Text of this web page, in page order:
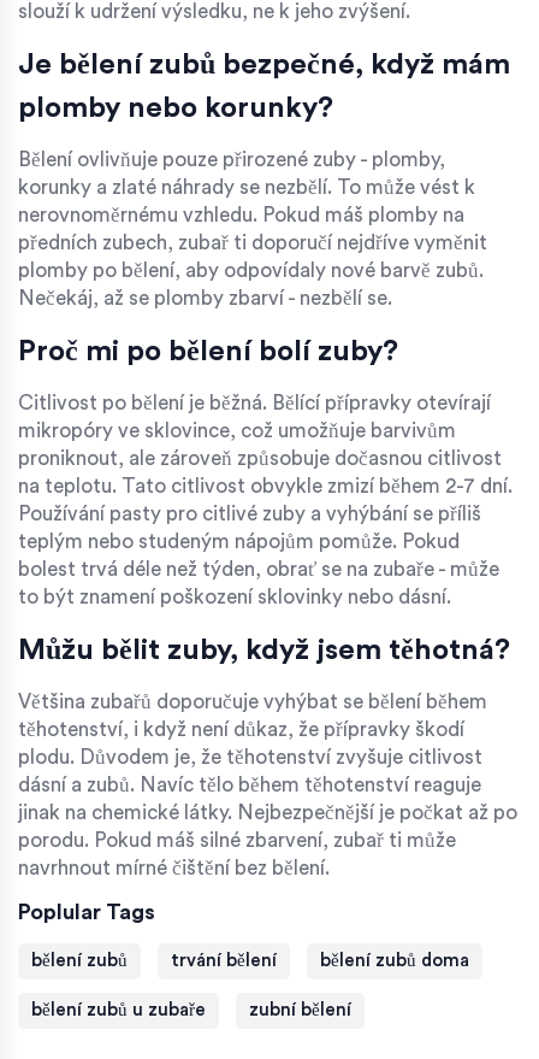
slouží k udržení výsledku, ne k jeho zvýšení.
Je bělení zubů bezpečné, když mám
plomby nebo korunky?
Bělení ovlivňuje pouze přirozené zuby - plomby,
korunky a zlaté náhrady se nezbělí. To může vést k
nerovnoměrnému vzhledu. Pokud máš plomby na
předních zubech, zubař ti doporučí nejdříve vyměnit
plomby po bělení, aby odpovídaly nové barvě zubů.
Nečekáj, až se plomby zbarví - nezbělí se.
Proč mi po bělení bolí zuby?
Citlivost po bělení je běžná. Bělící přípravky otevírají
mikropóry ve sklovince, což umožňuje barvivům
proniknout, ale zároveň způsobuje dočasnou citlivost
na teplotu. Tato citlivost obvykle zmizí během 2-7 dní.
Používání pasty pro citlivé zuby a vyhýbání se příliš
teplým nebo studeným nápojům pomůže. Pokud
bolest trvá déle než týden, obrať se na zubaře - může
to být znamení poškození sklovinky nebo dásní.
Můžu bělit zuby, když jsem těhotná?
Většina zubařů doporučuje vyhýbat se bělení během
těhotenství, i když není důkaz, že přípravky škodí
plodu. Důvodem je, že těhotenství zvyšuje citlivost
dásní a zubů. Navíc tělo během těhotenství reaguje
jinak na chemické látky. Nejbezpečnější je počkat až po
porodu. Pokud máš silné zbarvení, zubař ti může
navrhnout mírné čištění bez bělení.
Poplular Tags
bělení zubů trvání bělení bělení zubů doma
bělení zubů u zubaře zubní bělení